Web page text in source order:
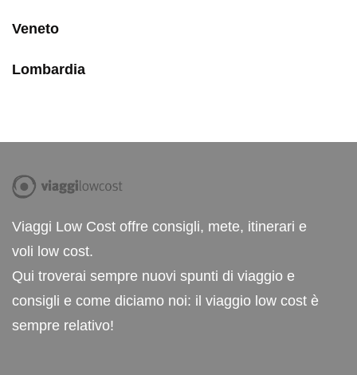
Veneto
Lombardia
Viaggi Low Cost offre consigli, mete, itinerari e
voli low cost.
Qui troverai sempre nuovi spunti di viaggio e
consigli e come diciamo noi: il viaggio low cost è
sempre relativo!